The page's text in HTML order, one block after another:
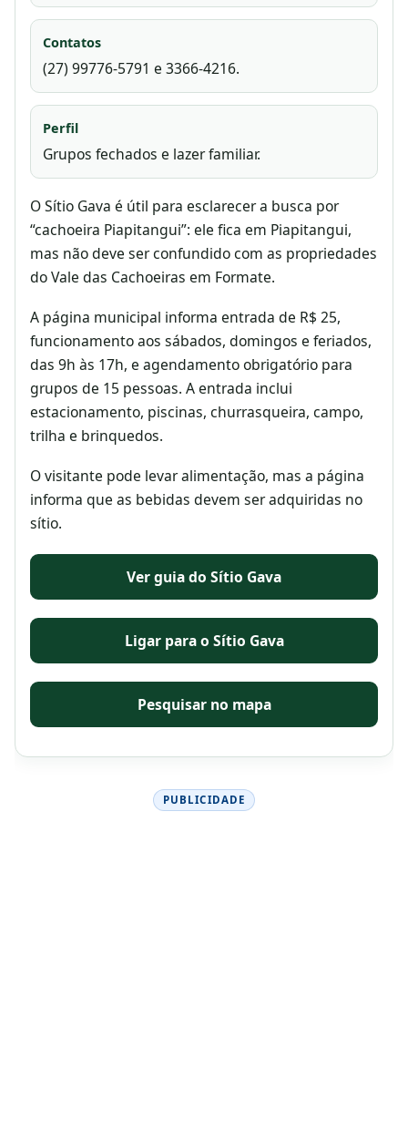
Contatos
(27) 99776-5791 e 3366-4216.
Perfil
Grupos fechados e lazer familiar.
O Sítio Gava é útil para esclarecer a busca por
“cachoeira Piapitangui”: ele fica em Piapitangui,
mas não deve ser confundido com as propriedades
do Vale das Cachoeiras em Formate.
A página municipal informa entrada de R$ 25,
funcionamento aos sábados, domingos e feriados,
das 9h às 17h, e agendamento obrigatório para
grupos de 15 pessoas. A entrada inclui
estacionamento, piscinas, churrasqueira, campo,
trilha e brinquedos.
O visitante pode levar alimentação, mas a página
informa que as bebidas devem ser adquiridas no
sítio.
Ver guia do Sítio Gava
Ligar para o Sítio Gava
Pesquisar no mapa
PUBLICIDADE